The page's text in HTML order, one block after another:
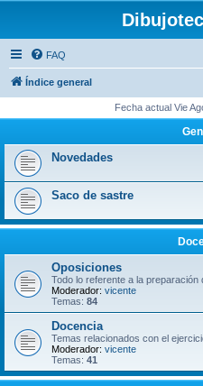
FAQ
Índice general
Fecha actual Vie
Novedades
Saco de sastre
Oposiciones
Todo lo referente a la preparación
Moderador: vicente
Temas: 84
Docencia
Temas relacionados con el
Moderador: vicente
Temas: 41